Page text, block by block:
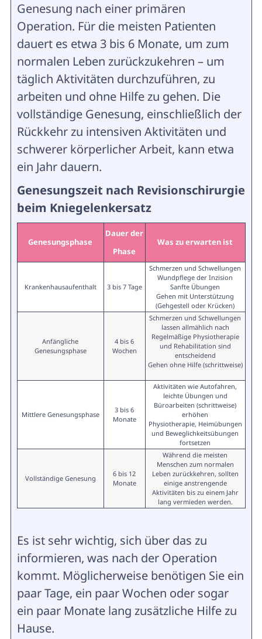
Genesung nach einer primären
Operation. Für die meisten Patienten
dauert es etwa 3 bis 6 Monate, um zum
normalen Leben zurückzukehren – um
täglich Aktivitäten durchzuführen, zu
arbeiten und ohne Hilfe zu gehen. Die
vollständige Genesung, einschließlich der
Rückkehr zu intensiven Aktivitäten und
schwerer körperlicher Arbeit, kann etwa
ein Jahr dauern.
Genesungszeit nach Revisionschirurgie
beim Kniegelenkersatz
Genesungsphase
Dauer der
Phase
Was zu erwarten ist
Krankenhausaufenthalt 3 bis 7 Tage
Schmerzen und Schwellungen
Wundpflege der Inzision
Sanfte Übungen
Gehen mit Unterstützung
(Gehgestell oder Krücken)
Anfängliche
Genesungsphase
4 bis 6
Wochen
Schmerzen und Schwellungen
lassen allmählich nach
Regelmäßige Physiotherapie
und Rehabilitation sind
entscheidend
Gehen ohne Hilfe (schrittweise)
Mittlere Genesungsphase
3 bis 6
Monate
Aktivitäten wie Autofahren,
leichte Übungen und
Büroarbeiten (schrittweise)
erhöhen
Physiotherapie, Heimübungen
und Beweglichkeitsübungen
fortsetzen
Vollständige Genesung
6 bis 12
Monate
Während die meisten
Menschen zum normalen
Leben zurückkehren, sollten
einige anstrengende
Aktivitäten bis zu einem Jahr
lang vermieden werden.
Es ist sehr wichtig, sich über das zu
informieren, was nach der Operation
kommt. Möglicherweise benötigen Sie ein
paar Tage, ein paar Wochen oder sogar
ein paar Monate lang zusätzliche Hilfe zu
Hause.